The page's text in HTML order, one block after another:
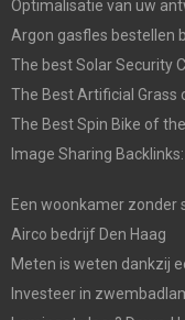
Optimalisatie van uw
Argon gasfles bestellen
The best Solar Security
The Best Artificial Grass
The Best Spin Bike of
Image Sharing
Een woonkamer zonder
Airco bedrijf Den Haag
Meten is weten dankzij
Investeer in